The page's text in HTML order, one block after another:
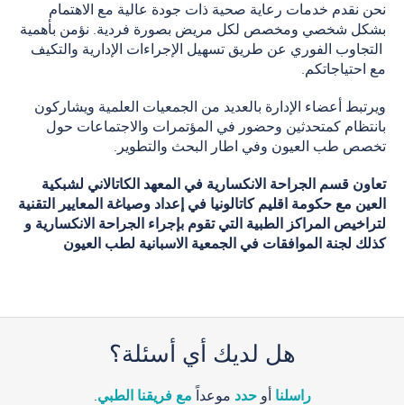
نحن نقدم خدمات رعاية صحية ذات جودة عالية مع الاهتمام
بشكل شخصي ومخصص لكل مريض بصورة فردية. نؤمن بأهمية
التجاوب الفوري عن طريق تسهيل الإجراءات الإدارية والتكيف
مع احتياجاتكم.
ويرتبط أعضاء الإدارة بالعديد من الجمعيات العلمية ويشاركون
بانتظام كمتحدثين وحضور في المؤتمرات والاجتماعات حول
تخصص طب العيون وفي اطار البحث والتطوير.
تعاون قسم الجراحة الانكسارية في المعهد الكاتالاني لشبكية
العين مع حكومة اقليم كاتالونيا في إعداد وصياغة المعايير التقنية
لتراخيص المراكز الطبية التي تقوم بإجراء الجراحة الانكسارية و
كذلك لجنة الموافقات في الجمعية الاسبانية لطب العيون
هل لديك أي أسئلة؟
راسلنا أوحدد موعداً مع فريقنا الطبي